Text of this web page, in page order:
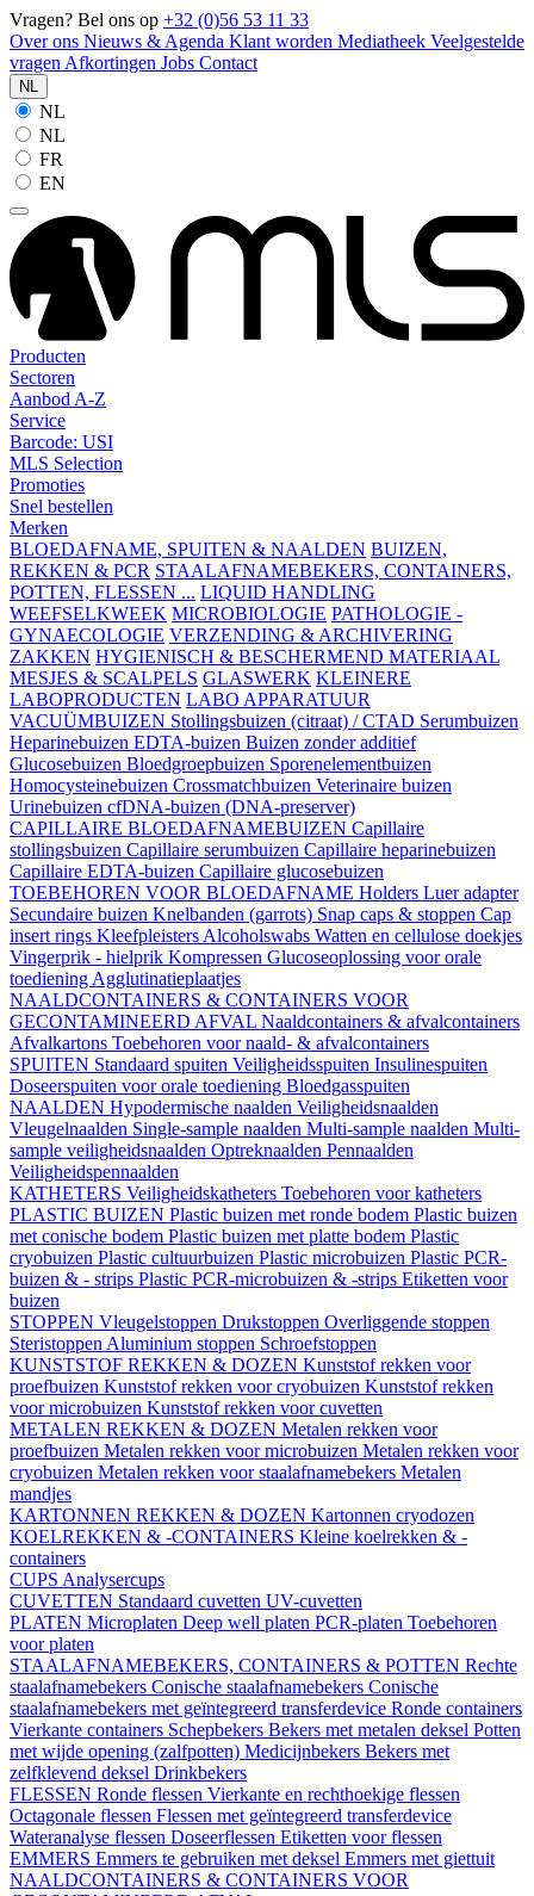
Vragen? Bel ons op +32 (0)56 53 11 33
Over ons Nieuws & Agenda Klant worden Mediatheek Veelgestelde
vragen Afkortingen Jobs Contact
NL
NL
NL
FR
EN
Producten
Sectoren
Aanbod A-Z
Service
Barcode: USI
MLS Selection
Promoties
Snel bestellen
Merken
BLOEDAFNAME, SPUITEN & NAALDEN BUIZEN,
REKKEN & PCR STAALAFNAMEBEKERS, CONTAINERS,
POTTEN, FLESSEN ... LIQUID HANDLING
WEEFSELKWEEK MICROBIOLOGIE PATHOLOGIE -
GYNAECOLOGIE VERZENDING & ARCHIVERING
ZAKKEN HYGIENISCH & BESCHERMEND MATERIAAL
MESJES & SCALPELS GLASWERK KLEINERE
LABOPRODUCTEN LABO APPARATUUR
VACUÜMBUIZEN Stollingsbuizen (citraat) / CTAD Serumbuizen
Heparinebuizen EDTA-buizen Buizen zonder additief
Glucosebuizen Bloedgroepbuizen Sporenelementbuizen
Homocysteinebuizen Crossmatchbuizen Veterinaire buizen
Urinebuizen cfDNA-buizen (DNA-preserver)
CAPILLAIRE BLOEDAFNAMEBUIZEN Capillaire
stollingsbuizen Capillaire serumbuizen Capillaire heparinebuizen
Capillaire EDTA-buizen Capillaire glucosebuizen
TOEBEHOREN VOOR BLOEDAFNAME Holders Luer adapter
Secundaire buizen Knelbanden (garrots) Snap caps & stoppen Cap
insert rings Kleefpleisters Alcoholswabs Watten en cellulose doekjes
Vingerprik - hielprik Kompressen Glucoseoplossing voor orale
toediening Agglutinatieplaatjes
NAALDCONTAINERS & CONTAINERS VOOR
GECONTAMINEERD AFVAL Naaldcontainers & afvalcontainers
Afvalkartons Toebehoren voor naald- & afvalcontainers
SPUITEN Standaard spuiten Veiligheidsspuiten Insulinespuiten
Doseerspuiten voor orale toediening Bloedgasspuiten
NAALDEN Hypodermische naalden Veiligheidsnaalden
Vleugelnaalden Single-sample naalden Multi-sample naalden Multi-
sample veiligheidsnaalden Optreknaalden Pennaalden
Veiligheidspennaalden
KATHETERS Veiligheidskatheters Toebehoren voor katheters
PLASTIC BUIZEN Plastic buizen met ronde bodem Plastic buizen
met conische bodem Plastic buizen met platte bodem Plastic
cryobuizen Plastic cultuurbuizen Plastic microbuizen Plastic PCR-
buizen & - strips Plastic PCR-microbuizen & -strips Etiketten voor
buizen
STOPPEN Vleugelstoppen Drukstoppen Overliggende stoppen
Steristoppen Aluminium stoppen Schroefstoppen
KUNSTSTOF REKKEN & DOZEN Kunststof rekken voor
proefbuizen Kunststof rekken voor cryobuizen Kunststof rekken
voor microbuizen Kunststof rekken voor cuvetten
METALEN REKKEN & DOZEN Metalen rekken voor
proefbuizen Metalen rekken voor microbuizen Metalen rekken voor
cryobuizen Metalen rekken voor staalafnamebekers Metalen
mandjes
KARTONNEN REKKEN & DOZEN Kartonnen cryodozen
KOELREKKEN & -CONTAINERS Kleine koelrekken & -
containers
CUPS Analysercups
CUVETTEN Standaard cuvetten UV-cuvetten
PLATEN Microplaten Deep well platen PCR-platen Toebehoren
voor platen
STAALAFNAMEBEKERS, CONTAINERS & POTTEN Rechte
staalafnamebekers Conische staalafnamebekers Conische
staalafnamebekers met geïntegreerd transferdevice Ronde containers
Vierkante containers Schepbekers Bekers met metalen deksel Potten
met wijde opening (zalfpotten) Medicijnbekers Bekers met
zelfklevend deksel Drinkbekers
FLESSEN Ronde flessen Vierkante en rechthoekige flessen
Octagonale flessen Flessen met geïntegreerd transferdevice
Wateranalyse flessen Doseerflessen Etiketten voor flessen
EMMERS Emmers te gebruiken met deksel Emmers met giettuit
NAALDCONTAINERS & CONTAINERS VOOR